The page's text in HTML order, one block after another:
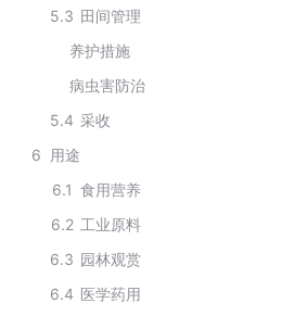
5.3 田间管理
养护措施
病虫害防治
5.4 采收
6
用途
6.1 食用营养
6.2 工业原料
6.3 园林观赏
6.4 医学药用